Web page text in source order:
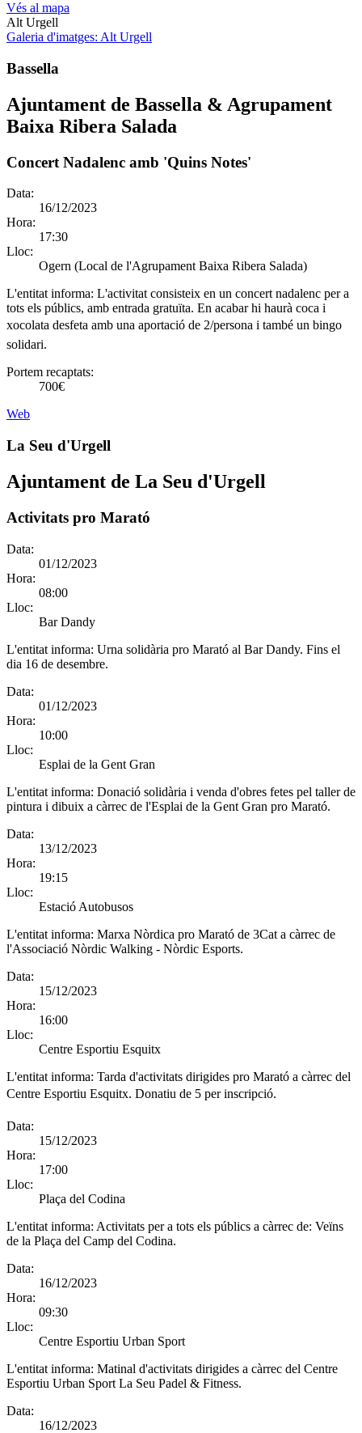
Vés al mapa
Alt Urgell
Galeria d'imatges: Alt Urgell
Bassella
Ajuntament de Bassella & Agrupament
Baixa Ribera Salada
Concert Nadalenc amb 'Quins Notes'
Data:
16/12/2023
Hora:
17:30
Lloc:
Ogern (Local de l'Agrupament Baixa Ribera Salada)
L'entitat informa: L'activitat consisteix en un concert nadalenc per a
tots els públics, amb entrada gratuïta. En acabar hi haurà coca i
xocolata desfeta amb una aportació de 2/persona i també un bingo
solidari.
Portem recaptats:
700€
Web
La Seu d'Urgell
Ajuntament de La Seu d'Urgell
Activitats pro Marató
Data:
01/12/2023
Hora:
08:00
Lloc:
Bar Dandy
L'entitat informa: Urna solidària pro Marató al Bar Dandy. Fins el
dia 16 de desembre.
Data:
01/12/2023
Hora:
10:00
Lloc:
Esplai de la Gent Gran
L'entitat informa: Donació solidària i venda d'obres fetes pel taller de
pintura i dibuix a càrrec de l'Esplai de la Gent Gran pro Marató.
Data:
13/12/2023
Hora:
19:15
Lloc:
Estació Autobusos
L'entitat informa: Marxa Nòrdica pro Marató de 3Cat a càrrec de
l'Associació Nòrdic Walking - Nòrdic Esports.
Data:
15/12/2023
Hora:
16:00
Lloc:
Centre Esportiu Esquitx
L'entitat informa: Tarda d'activitats dirigides pro Marató a càrrec del
Centre Esportiu Esquitx. Donatiu de 5 per inscripció.
Data:
15/12/2023
Hora:
17:00
Lloc:
Plaça del Codina
L'entitat informa: Activitats per a tots els públics a càrrec de: Veïns
de la Plaça del Camp del Codina.
Data:
16/12/2023
Hora:
09:30
Lloc:
Centre Esportiu Urban Sport
L'entitat informa: Matinal d'activitats dirigides a càrrec del Centre
Esportiu Urban Sport La Seu Padel & Fitness.
Data:
16/12/2023